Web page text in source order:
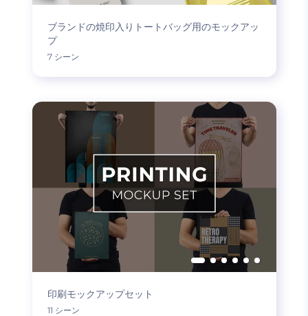
ブランドの焼印入りトートバッグ用のモックアッ
プ
7 シーン
印刷モックアップセット
11 シーン